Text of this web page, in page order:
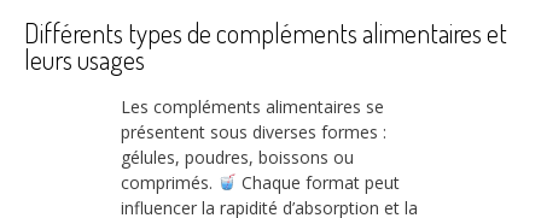
Différents types de compléments alimentaires et
leurs usages
Les compléments alimentaires se
présentent sous diverses formes :
gélules, poudres, boissons ou
comprimés.
Chaque format peut
influencer la rapidité d’absorption et la